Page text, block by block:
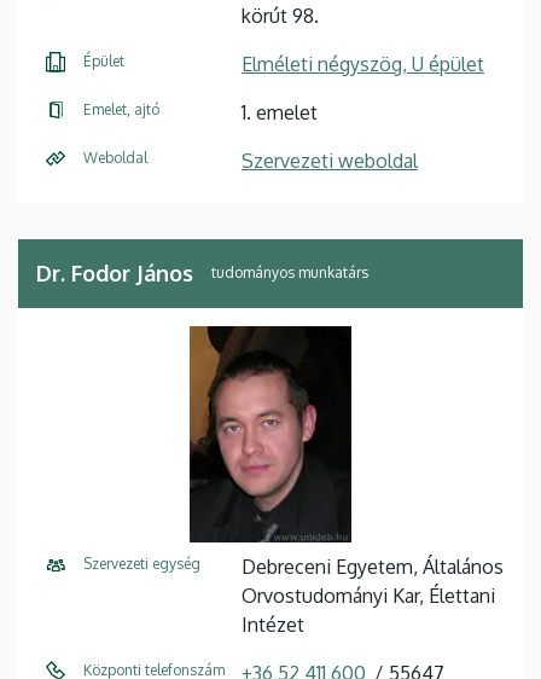
körút 98.
Épület Elméleti négyszög, U épület
Emelet, ajtó 1. emelet
Weboldal Szervezeti weboldal
Dr. Fodor János tudományos munkatárs
Szervezeti egység
Debreceni Egyetem, Általános
Orvostudományi Kar, Élettani
Intézet
Központi telefonszám +36 52 411 600 55647